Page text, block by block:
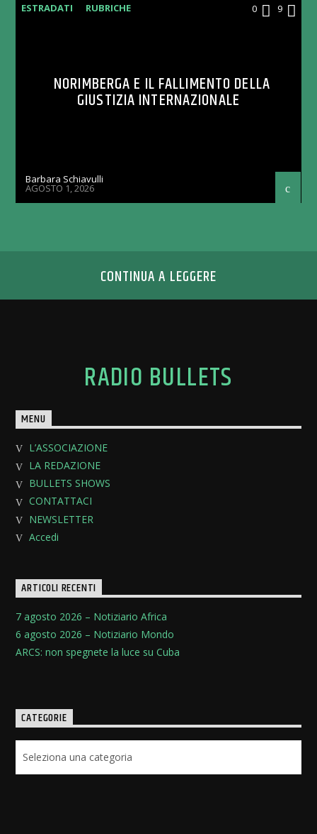
ESTRADATI RUBRICHE 0 9
NORIMBERGA E IL FALLIMENTO DELLA
GIUSTIZIA INTERNAZIONALE
Barbara Schiavulli
AGOSTO 1, 2026
CONTINUA A LEGGERE
RADIO BULLETS
MENU
L’ASSOCIAZIONE
LA REDAZIONE
BULLETS SHOWS
CONTATTACI
NEWSLETTER
Accedi
ARTICOLI RECENTI
7 agosto 2026 – Notiziario Africa
6 agosto 2026 – Notiziario Mondo
ARCS: non spegnete la luce su Cuba
CATEGORIE